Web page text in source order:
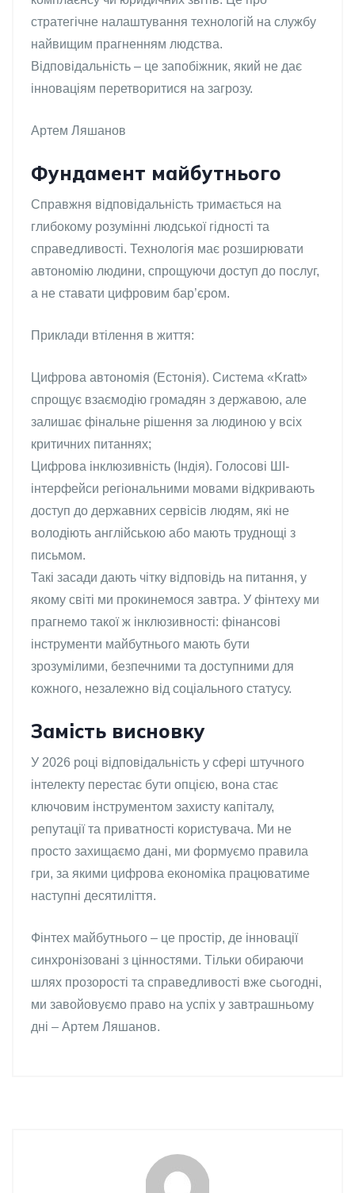
стратегічне налаштування технологій на службу
найвищим прагненням людства.
Відповідальність – це запобіжник, який не дає
інноваціям перетворитися на загрозу.
Артем Ляшанов
Фундамент майбутнього
Справжня відповідальність тримається на
глибокому розумінні людської гідності та
справедливості. Технологія має розширювати
автономію людини, спрощуючи доступ до послуг,
а не ставати цифровим бар’єром.
Приклади втілення в життя:
Цифрова автономія (Естонія). Система «Kratt»
спрощує взаємодію громадян з державою, але
залишає фінальне рішення за людиною у всіх
критичних питаннях;
Цифрова інклюзивність (Індія). Голосові ШІ-
інтерфейси регіональними мовами відкривають
доступ до державних сервісів людям, які не
володіють англійською або мають труднощі з
письмом.
Такі засади дають чітку відповідь на питання, у
якому світі ми прокинемося завтра. У фінтеху ми
прагнемо такої ж інклюзивності: фінансові
інструменти майбутнього мають бути
зрозумілими, безпечними та доступними для
кожного, незалежно від соціального статусу.
Замість висновку
У 2026 році відповідальність у сфері штучного
інтелекту перестає бути опцією, вона стає
ключовим інструментом захисту капіталу,
репутації та приватності користувача. Ми не
просто захищаємо дані, ми формуємо правила
гри, за якими цифрова економіка працюватиме
наступні десятиліття.
Фінтех майбутнього – це простір, де інновації
синхронізовані з цінностями. Тільки обираючи
шлях прозорості та справедливості вже сьогодні,
ми завойовуємо право на успіх у завтрашньому
дні – Артем Ляшанов.